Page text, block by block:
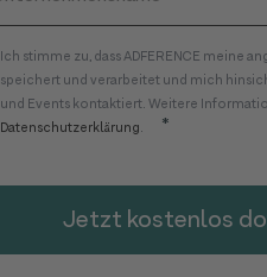
Ich stimme zu, dass ADFERENCE meine
speichert und verarbeitet und mich
und Events kontaktiert. Weitere
Datenschutzerklärung. *